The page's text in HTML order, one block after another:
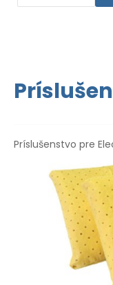
Príslušenstvo pre